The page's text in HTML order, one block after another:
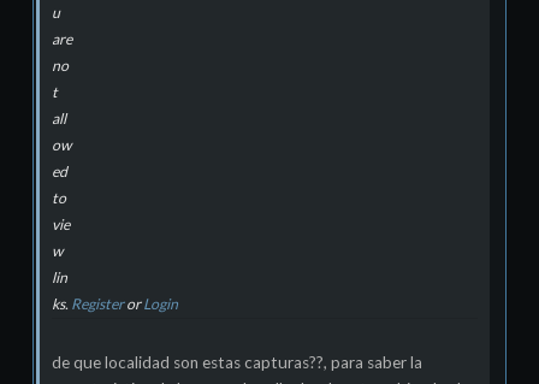
u
are
no
t
all
ow
ed
to
vie
w
lin
ks. RegisterorLogin
de que localidad son estas capturas??, para saber la